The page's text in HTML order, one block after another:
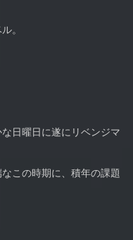
。
日曜日に遂にリベンジマ
この時期に、積年の課題